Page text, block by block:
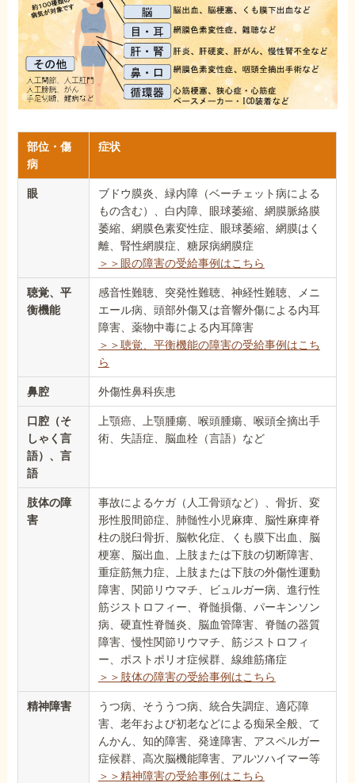
部位・傷
病
症状
眼
ブドウ膜炎、緑内障（ベーチェット病による
もの含む）、白内障、眼球萎縮、網膜脈絡膜
萎縮、網膜色素変性症、眼球萎縮、網膜はく
離、腎性網膜症、糖尿病網膜症
＞＞眼の障害の受給事例はこちら
聴覚、平
衡機能
感音性難聴、突発性難聴、神経性難聴、メニ
エール病、頭部外傷又は音響外傷による内耳
障害、薬物中毒による内耳障害
＞＞聴覚、平衡機能の障害の受給事例はこち
ら
鼻腔 外傷性鼻科疾患
口腔（そ
しゃく言
語）、言
語
上顎癌、上顎腫瘍、喉頭腫瘍、喉頭全摘出手
術、失語症、脳血栓（言語）など
肢体の障
害
事故によるケガ（人工骨頭など）、骨折、変
形性股間節症、肺髄性小児麻痺、脳性麻痺脊
柱の脱臼骨折、脳軟化症、くも膜下出血、脳
梗塞、脳出血、上肢または下肢の切断障害、
重症筋無力症、上肢または下肢の外傷性運動
障害、関節リウマチ、ビュルガー病、進行性
筋ジストロフィー、脊髄損傷、パーキンソン
病、硬直性脊髄炎、脳血管障害、脊髄の器質
障害、慢性関節リウマチ、筋ジストロフィ
ー、ポストポリオ症候群、線維筋痛症
＞＞肢体の障害の受給事例はこちら
精神障害
うつ病、そううつ病、統合失調症、適応障
害、老年および初老などによる痴呆全般、て
んかん、知的障害、発達障害、アスペルガー
症候群、高次脳機能障害、アルツハイマー等
＞＞精神障害の受給事例はこちら